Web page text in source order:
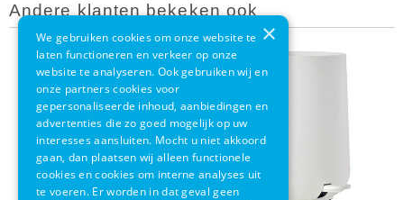
Andere klanten bekeken ook
×
We gebruiken cookies om onze website te
laten functioneren en verkeer op onze
website te analyseren. Ook gebruiken wij en
onze partners cookies voor
gepersonaliseerde inhoud, aanbiedingen en
advertenties die zo goed mogelijk op uw
interesses aansluiten. Mocht u niet akkoord
gaan, dan plaatsen wij alleen functionele
cookies en cookies om interne analyses uit
te voeren. Er worden in dat geval geen